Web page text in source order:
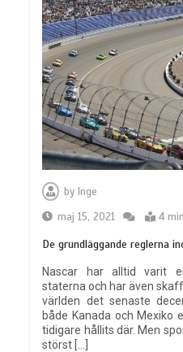
by Inge
maj 15, 2021
4 min
De grundläggande reglerna
Nascar har alltid varit
staterna och har även
världen det senaste
både Kanada och
tidigare hållits där. Men
störst […]